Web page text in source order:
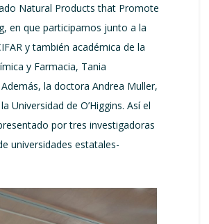
Natural Products that Promote
en que participamos junto a la
y también académica de la
y Farmacia, Tania
la doctora Andrea Muller,
Universidad de O’Higgins. Así el
por tres investigadoras
universidades estatales-